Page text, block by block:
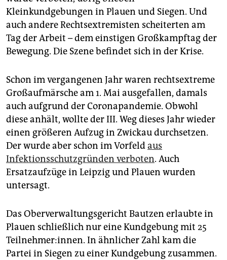
epaper login
Kleinkundgebungen in Plauen und Siegen. Und
auch andere Rechtsextremisten scheiterten am
Tag der Arbeit – dem einstigen Großkampftag der
Bewegung. Die Szene befindet sich in der Krise.
Schon im vergangenen Jahr waren rechtsextreme
Großaufmärsche am 1. Mai ausgefallen, damals
auch aufgrund der Coronapandemie. Obwohl
diese anhält, wollte der III. Weg dieses Jahr wieder
einen größeren Aufzug in Zwickau durchsetzen.
Der wurde aber schon im Vorfeldaus
Infektionsschutzgründen verboten. Auch
Ersatzaufzüge in Leipzig und Plauen wurden
untersagt.
Das Oberverwaltungsgericht Bautzen erlaubte in
Plauen schließlich nur eine Kundgebung mit 25
Teilnehmer:innen. In ähnlicher Zahl kam die
Partei in Siegen zu einer Kundgebung zusammen.